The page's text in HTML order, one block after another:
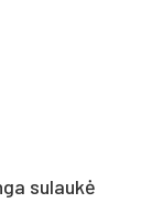
sulaukė